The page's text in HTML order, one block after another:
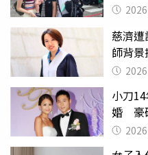
慈濟
師背
小刀
婚 豪